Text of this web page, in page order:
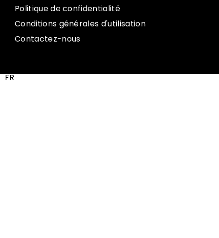
Politique de confidentialité
Conditions générales d'utilisation
Contactez-nous
FR